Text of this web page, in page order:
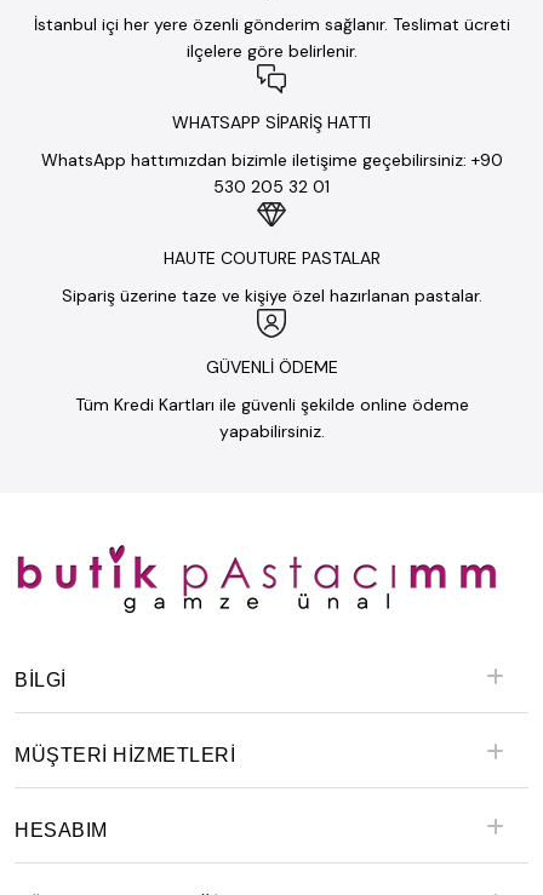
İstanbul içi her yere özenli gönderim sağlanır. Teslimat ücreti
ilçelere göre belirlenir.
WHATSAPP SİPARİŞ HATTI
WhatsApp hattımızdan bizimle iletişime geçebilirsiniz: +90
530 205 32 01
HAUTE COUTURE PASTALAR
Sipariş üzerine taze ve kişiye özel hazırlanan pastalar.
GÜVENLİ ÖDEME
Tüm Kredi Kartları ile güvenli şekilde online ödeme
yapabilirsiniz.
BILGI
MÜŞTERİ HİZMETLERİ
HESABIM